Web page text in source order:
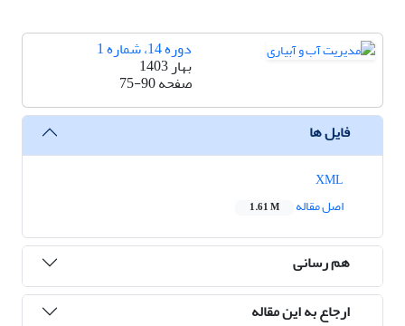
دوره 14، شماره 1
بهار 1403
صفحه75-90
فایل ها
اصل مقاله
1.61 M
هم رسانی
ارجاع به این مقاله